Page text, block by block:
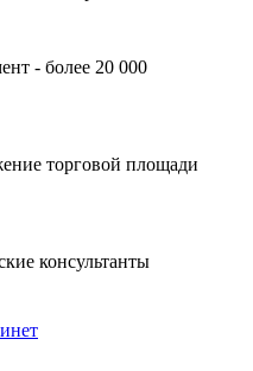
- более 20 000
торговой площади
консультанты